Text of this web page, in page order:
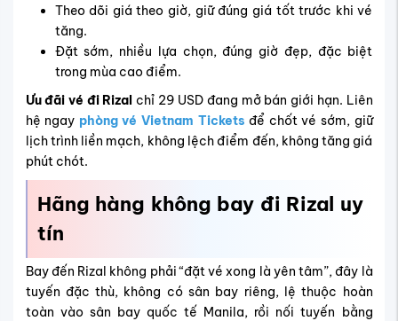
Theo dõi giá theo giờ, giữ đúng giá tốt trước khi vé
tăng.
Đặt sớm, nhiều lựa chọn, đúng giờ đẹp, đặc biệt
trong mùa cao điểm.
Ưu đãi vé đi Rizal chỉ 29 USD đang mở bán giới hạn. Liên
hệ ngay phòng vé Vietnam Tickets để chốt vé sớm, giữ
lịch trình liền mạch, không lệch điểm đến, không tăng giá
phút chót.
Hãng hàng không bay đi Rizal uy
tín
Bay đến Rizal không phải “đặt vé xong là yên tâm”, đây là
tuyến đặc thù, không có sân bay riêng, lệ thuộc hoàn
toàn vào sân bay quốc tế Manila, rồi nối tuyến bằng